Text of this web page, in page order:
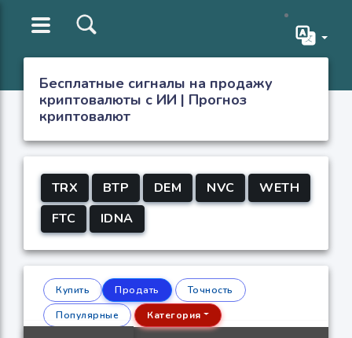
Бесплатные сигналы на продажу
криптовалюты с ИИ | Прогноз
криптовалют
TRX BTP DEM NVC
WETH
FTC
IDNA
Купить Продать
Точность
Популярные
Категория